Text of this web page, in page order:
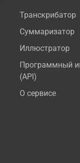
Транскрибатор
Суммаризатор
Иллюстратор
Программный
(API)
О сервисе